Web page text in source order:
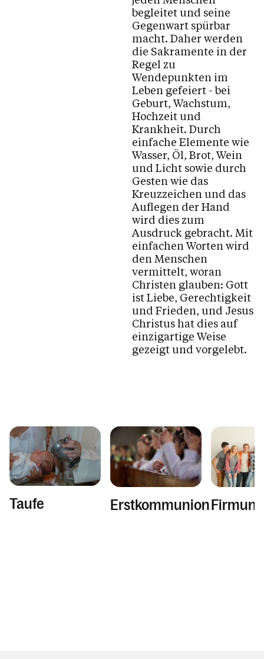
begleitet und seine
Gegenwart spürbar
macht. Daher werden
die Sakramente in der
Regel zu
Wendepunkten im
Leben gefeiert - bei
Geburt, Wachstum,
Hochzeit und
Krankheit. Durch
einfache Elemente wie
Wasser, Öl, Brot, Wein
und Licht sowie durch
Gesten wie das
Kreuzzeichen und das
Auflegen der Hand
wird dies zum
Ausdruck gebracht. Mit
einfachen Worten wird
den Menschen
vermittelt, woran
Christen glauben: Gott
ist Liebe, Gerechtigkeit
und Frieden, und Jesus
Christus hat dies auf
einzigartige Weise
gezeigt und vorgelebt.
Taufe Erstkommunion Firmung